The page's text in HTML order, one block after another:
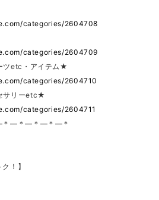
categories/2604708
categories/2604709
ツetc・アイテム★
categories/2604710
サリーetc★
categories/2604711
—＊—＊—＊—＊
！】